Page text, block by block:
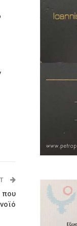
που